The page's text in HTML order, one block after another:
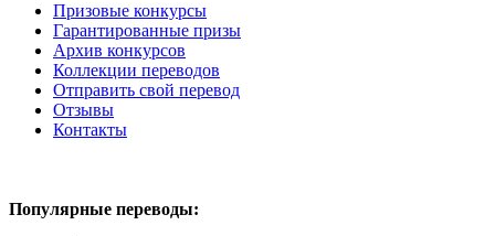
Призовые конкурсы
Гарантированные призы
Архив конкурсов
Коллекции переводов
Отправить свой перевод
Отзывы
Контакты
Популярные переводы: